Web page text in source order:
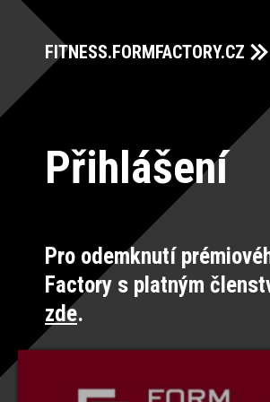
FITNESS.FORMFACTORY.CZ
Přihlášení
Pro odemknutí
Factory s platným
zde.